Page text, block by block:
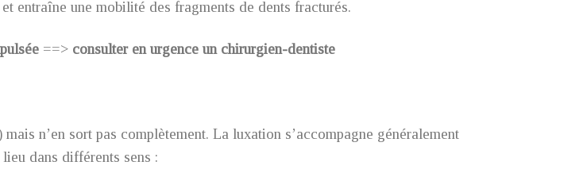
entraîne une mobilité des fragments de dents fracturés.
==> consulter en urgence un chirurgien-dentiste
n’en sort pas complètement. La luxation s’accompagne généralement
dans différents sens :